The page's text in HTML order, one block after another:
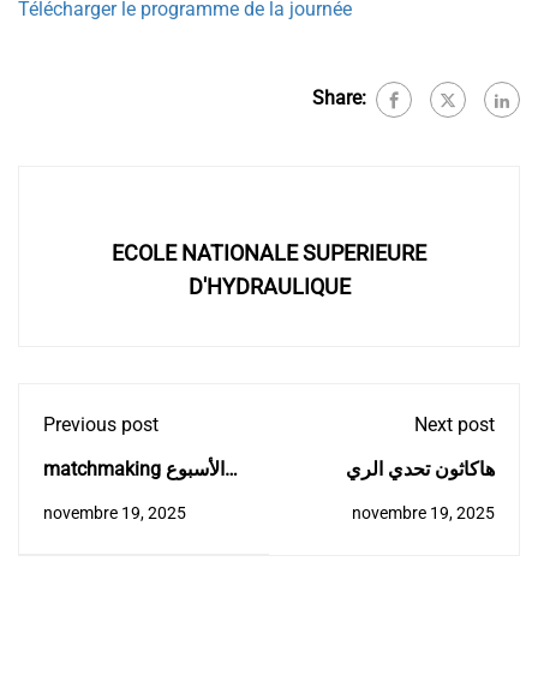
Télécharger le programme de la journée
Share:
ECOLE NATIONALE SUPERIEURE
D'HYDRAULIQUE
Previous post
matchmaking الأسبوع
novembre 19, 2025
Next post
هاكاثون تحدي الري
novembre 19, 2025